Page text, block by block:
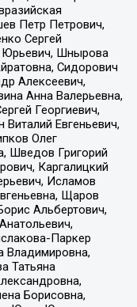
Петр Петрович,
Сергей
Юрьевич, Шнырова
Сидорович
Алексеевич,
Анна Валерьевна,
Георгиевич,
Евгеньевич,
Олег
Шведов Григорий
Каргалицкий
Исламов
Щаров
Альбертович,
Паркер
Владимировна,
Татьяна
Борисовна,